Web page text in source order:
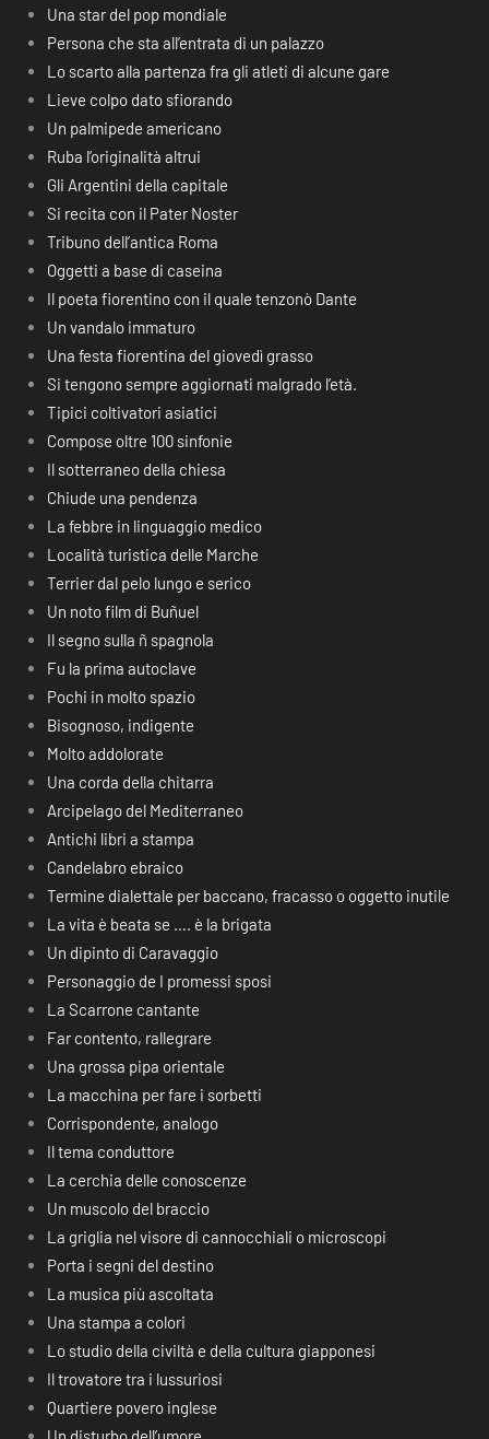
Una star del pop mondiale
Persona che sta all’entrata di un palazzo
Lo scarto alla partenza fra gli atleti di alcune gare
Lieve colpo dato sfiorando
Un palmipede americano
Ruba l’originalità altrui
Gli Argentini della capitale
Si recita con il Pater Noster
Tribuno dell’antica Roma
Oggetti a base di caseina
Il poeta fiorentino con il quale tenzonò Dante
Un vandalo immaturo
Una festa fiorentina del giovedì grasso
Si tengono sempre aggiornati malgrado l’età.
Tipici coltivatori asiatici
Compose oltre 100 sinfonie
Il sotterraneo della chiesa
Chiude una pendenza
La febbre in linguaggio medico
Località turistica delle Marche
Terrier dal pelo lungo e serico
Un noto film di Buñuel
Il segno sulla ñ spagnola
Fu la prima autoclave
Pochi in molto spazio
Bisognoso, indigente
Molto addolorate
Una corda della chitarra
Arcipelago del Mediterraneo
Antichi libri a stampa
Candelabro ebraico
Termine dialettale per baccano, fracasso o oggetto inutile
La vita è beata se …. è la brigata
Un dipinto di Caravaggio
Personaggio de I promessi sposi
La Scarrone cantante
Far contento, rallegrare
Una grossa pipa orientale
La macchina per fare i sorbetti
Corrispondente, analogo
Il tema conduttore
La cerchia delle conoscenze
Un muscolo del braccio
La griglia nel visore di cannocchiali o microscopi
Porta i segni del destino
La musica più ascoltata
Una stampa a colori
Lo studio della civiltà e della cultura giapponesi
Il trovatore tra i lussuriosi
Quartiere povero inglese